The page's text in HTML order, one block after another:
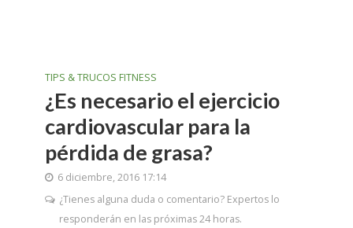
TIPS & TRUCOS FITNESS
¿Es necesario el ejercicio
cardiovascular para la
pérdida de grasa?
6 diciembre, 2016 17:14
¿Tienes alguna duda o comentario? Expertos lo
responderán en las próximas 24 horas.